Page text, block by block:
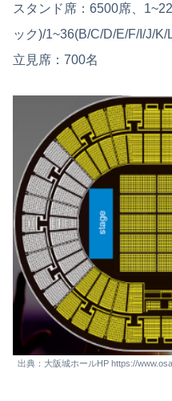
スタンド席：6500席、
ック)/1~36(B/C/D/E/F/I/J/K/
立見席：700名
出典：大阪城ホールHP https://